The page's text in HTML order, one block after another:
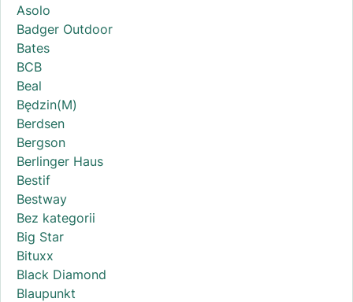
Asolo
Badger Outdoor
Bates
BCB
Beal
Będzin(M)
Berdsen
Bergson
Berlinger Haus
Bestif
Bestway
Bez kategorii
Big Star
Bituxx
Black Diamond
Blaupunkt